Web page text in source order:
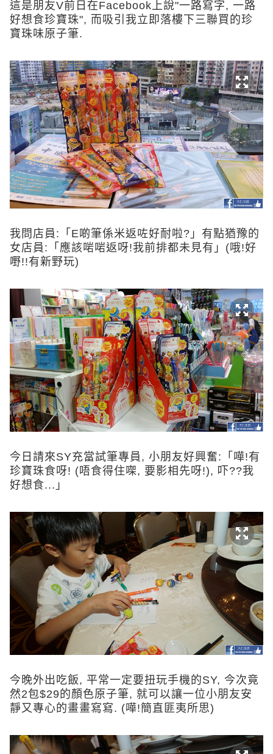
這是朋友V前日在Facebook上說"一路寫字, 一路
好想食珍寶珠", 而吸引我立即落樓下三聯買的珍
寶珠味原子筆.
我問店員:「E啲筆係米返咗好耐啦?」有點猶豫的
女店員:「應該啱啱返呀!我前排都未見有」(哦!好
嘢!!有新野玩)
今日請來SY充當試筆專員, 小朋友好興奮:「嘩!有
珍寶珠食呀! (唔食得住㗎, 要影相先呀!), 吓??我
好想食...」
今晚外出吃飯, 平常一定要扭玩手機的SY, 今次竟
然2包$29的顏色原子筆, 就可以讓一位小朋友安
靜又專心的畫畫寫寫. (嘩!簡直匪夷所思)